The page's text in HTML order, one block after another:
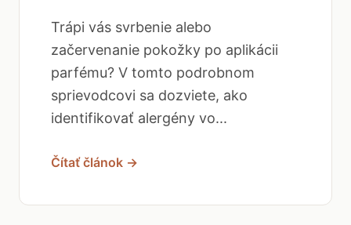
Trápi vás svrbenie alebo
začervenanie pokožky po aplikácii
parfému? V tomto podrobnom
sprievodcovi sa dozviete, ako
identifikovať alergény vo...
Čítať článok →